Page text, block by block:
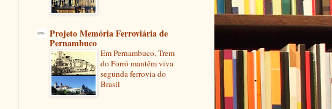
Projeto Memória Ferroviária de
Pernambuco
Em Pernambuco, Trem
do Forró mantêm viva
segunda ferrovia do
Brasil